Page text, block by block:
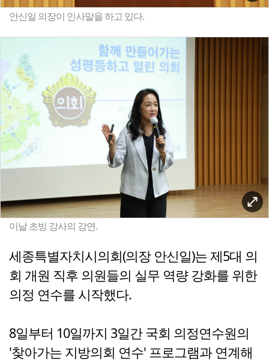
안신일 의장이 인사말을 하고 있다.
이날 초빙 강사의 강연.
세종특별자치시의회(의장 안신일)는 제5대 의
회 개원 직후 의원들의 실무 역량 강화를 위한
의정 연수를 시작했다.
8일부터 10일까지 3일간 국회 의정연수원의
'찾아가는 지방의회 연수' 프로그램과 연계해